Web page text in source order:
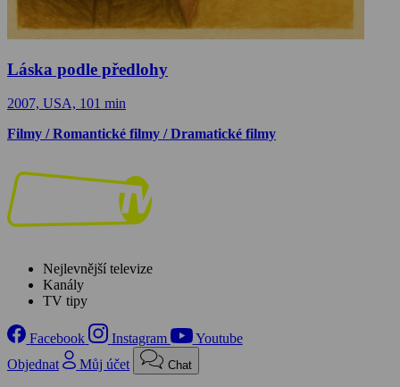
Láska podle předlohy
2007, USA, 101 min
Filmy / Romantické filmy / Dramatické filmy
Nejlevnější televize
Kanály
TV tipy
Facebook Instagram
Youtube
Objednat
Můj účet Chat